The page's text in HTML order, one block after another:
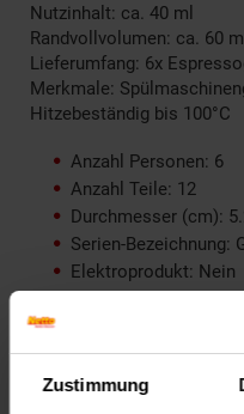
Zustimmung
Nutzinhalt: ca. 40 ml
Randvollvolumen: ca. 60 ml
Lieferumfang: 6x
Merkmale:
Hitzebeständig bis 100°C
Anzahl Personen: 6
Anzahl Teile: 12
Durchmesser (cm):
Serien-Bezeichnung:
Elektroprodukt: Nein
jr. GmbH & Co. KG,
Driburg,
GPSR PLZ & Ort: